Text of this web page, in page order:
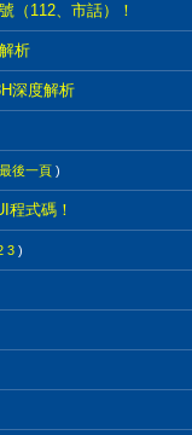
（112、市話）！
析
深度解析
最後一頁 )
程式碼！
3 )